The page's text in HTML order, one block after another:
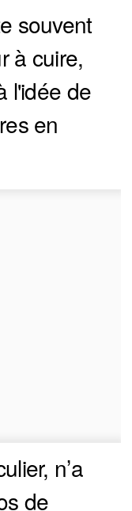
souvent
à cuire,
l'idée de
en
n’a
de